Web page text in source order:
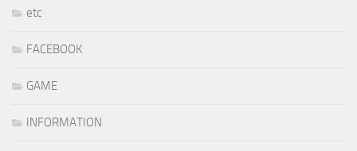
etc
FACEBOOK
GAME
INFORMATION